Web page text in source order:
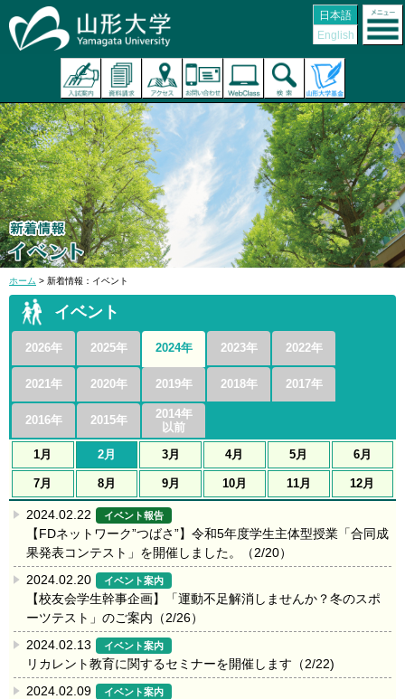
日本語
English
ホーム > 新着情報：イベント
イベント
2026年 2025年 2024年 2023年 2022年
2021年 2020年 2019年 2018年 2017年
2016年 2015年
2014年
以前
1月
2月 3月 4月 5月 6月
7月 8月 9月 10月 11月 12月
2024.02.22 イベント報告
【FDネットワーク”つばさ”】令和5年度学生主体型授業「合同成
果発表コンテスト」を開催しました。（2/20）
2024.02.20
イベント案内
【校友会学生幹事企画】「運動不足解消しませんか？冬のスポ
ーツテスト」のご案内（2/26）
2024.02.13
イベント案内
リカレント教育に関するセミナーを開催します（2/22)
2024.02.09
イベント案内